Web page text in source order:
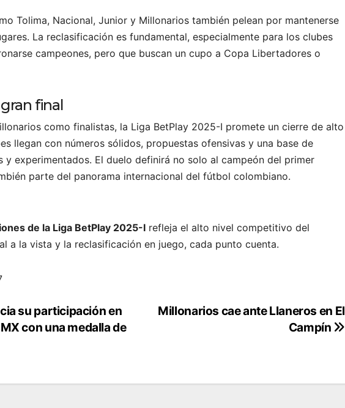
Tolima, Nacional, Junior y Millonarios también pelean por mantenerse
La reclasificación es fundamental, especialmente para los clubes
campeones, pero que buscan un cupo a Copa Libertadores o
final
como finalistas, la Liga BetPlay 2025-I promete un cierre de alto
llegan con números sólidos, propuestas ofensivas y una base de
y experimentados. El duelo definirá no solo al campeón del primer
parte del panorama internacional del fútbol colombiano.
de la Liga BetPlay 2025-I refleja el alto nivel competitivo del
a la vista y la reclasificación en juego, cada punto cuenta.
Millonarios cae ante Llaneros en El
Campín
su participación en
con una medalla de